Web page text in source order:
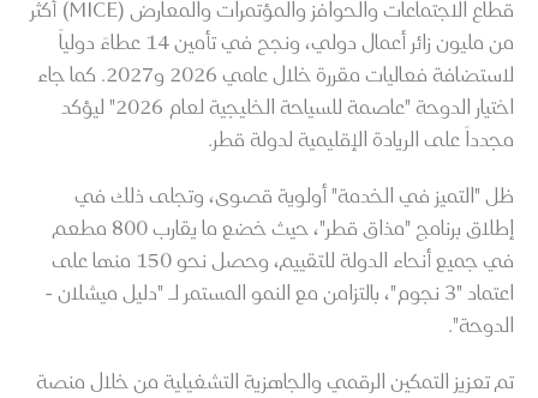
قطاع الاجتماعات والحوافز والمؤتمرات والمعارض (MICE) أكثر
من مليون زائر أعمال دولي، ونجح في تأمين 14 عطاءً دولياً
لاستضافة فعاليات مقررة خلال عامي 2026 و2027. كما جاء
اختيار الدوحة "عاصمة للسياحة الخليجية لعام 2026" ليؤكد
مجدداً على الريادة الإقليمية لدولة قطر.
ظل "التميز في الخدمة" أولوية قصوى، وتجلى ذلك في
إطلاق برنامج "مذاق قطر"، حيث خضع ما يقارب 800 مطعم
في جميع أنحاء الدولة للتقييم، وحصل نحو 150 منها على
اعتماد "3 نجوم"، بالتزامن مع النمو المستمر لـ "دليل ميشلان -
الدوحة".
تم تعزيز التمكين الرقمي والجاهزية التشغيلية من خلال منصة